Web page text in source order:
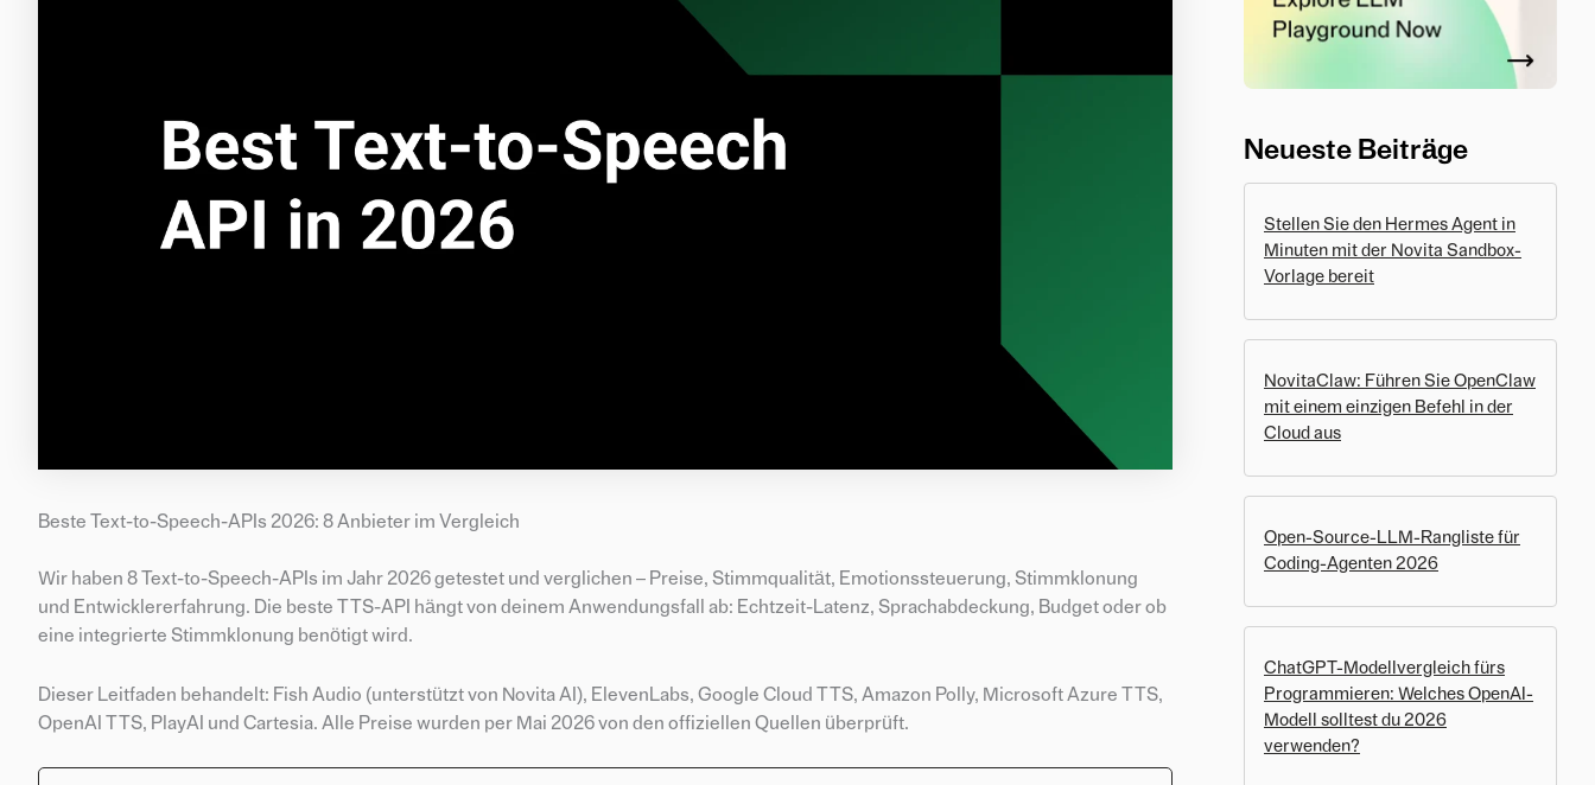
Beste Text-to-Speech-APIs 2026: 8 Anbieter im Vergleich
Wir haben 8 Text-to-Speech-APIs im Jahr 2026 getestet und verglichen – Preise, Stimmqualität, Emotionssteuerung, Stimmklonung
und Entwicklererfahrung. Die beste TTS-API hängt von deinem Anwendungsfall ab: Echtzeit-Latenz, Sprachabdeckung, Budget oder ob
eine integrierte Stimmklonung benötigt wird.
Dieser Leitfaden behandelt: Fish Audio (unterstützt von Novita AI), ElevenLabs, Google Cloud TTS, Amazon Polly, Microsoft Azure TTS,
OpenAI TTS, PlayAI und Cartesia. Alle Preise wurden per Mai 2026 von den offiziellen Quellen überprüft.
Neueste Beiträge
Stellen Sie den Hermes Agent in
Minuten mit der Novita Sandbox-
Vorlage bereit
NovitaClaw: Führen Sie OpenClaw
mit einem einzigen Befehl in der
Cloud aus
Open-Source-LLM-Rangliste für
Coding-Agenten 2026
ChatGPT-Modellvergleich fürs
Programmieren: Welches OpenAI-
Modell solltest du 2026
verwenden?